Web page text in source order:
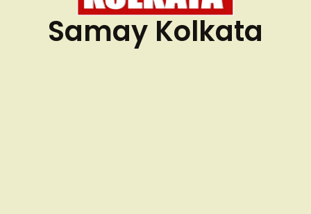
Samay Kolkata